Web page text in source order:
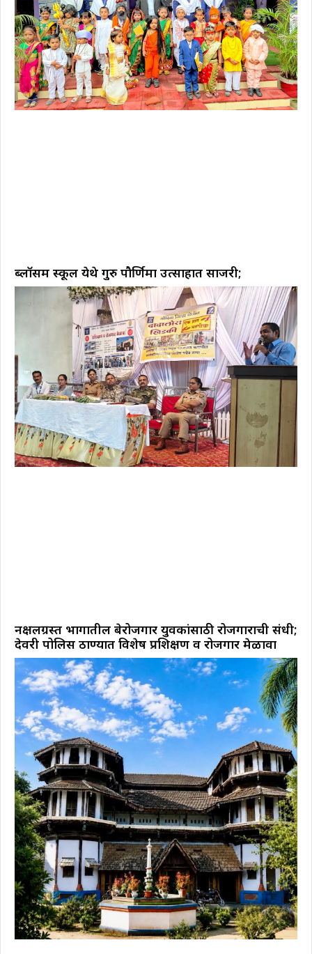
ब्लॉसम स्कूल येथे गुरु पौर्णिमा उत्साहात साजरी;
नक्षलग्रस्त भागातील बेरोजगार युवकांसाठी रोजगाराची संधी;
देवरी पोलिस ठाण्यात विशेष प्रशिक्षण व रोजगार मेळावा